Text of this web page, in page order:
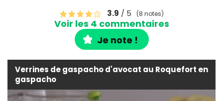
3.9 / 5 (8 notes)
Voir les 4 commentaires
Je note !
Verrines de gaspacho d'avocat au Roquefort en
gaspacho